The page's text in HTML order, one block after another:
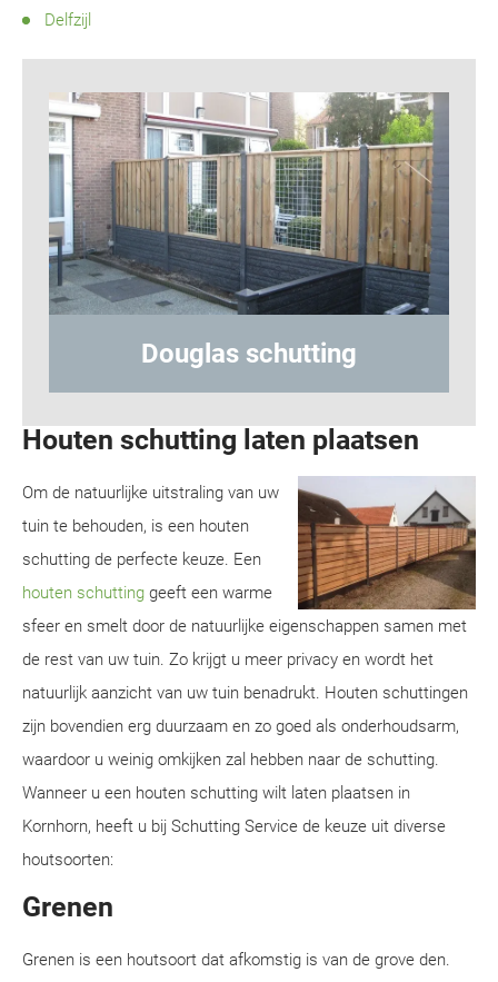
Delfzijl
Hout-
Houten schutting laten plaatsen
Om de natuurlijke uitstraling van uw
tuin te behouden, is een houten
schutting de perfecte keuze. Een
houten schutting geeft een warme
sfeer en smelt door de natuurlijke eigenschappen samen met
de rest van uw tuin. Zo krijgt u meer privacy en wordt het
natuurlijk aanzicht van uw tuin benadrukt. Houten schuttingen
zijn bovendien erg duurzaam en zo goed als onderhoudsarm,
waardoor u weinig omkijken zal hebben naar de schutting.
Wanneer u een houten schutting wilt laten plaatsen in
Kornhorn, heeft u bij Schutting Service de keuze uit diverse
houtsoorten:
Grenen
Grenen is een houtsoort dat afkomstig is van de grove den.